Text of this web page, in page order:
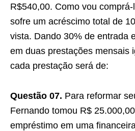
R$540,00. Como vou
sofre um acréscimo total de
vista. Dando 30% de entrada
em duas prestações mensais
cada prestação será de:
Questão 07. Para reformar
Fernando tomou R$
empréstimo em uma